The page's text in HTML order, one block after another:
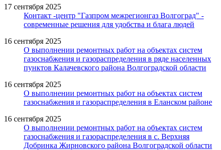
17 сентября 2025
Контакт -центр "Газпром межрегионгаз Волгоград" -
современные решения для удобства и блага людей
16 сентября 2025
О выполнении ремонтных работ на объектах систем
газоснабжения и газораспределения в ряде населенных
пунктов Калачевского района Волгоградской области
16 сентября 2025
О выполнении ремонтных работ на объектах систем
газоснабжения и газораспределения в Еланском районе
16 сентября 2025
О выполнении ремонтных работ на объектах систем
газоснабжения и газораспределения в с. Верхняя
Добринка Жирновского района Волгоградской области